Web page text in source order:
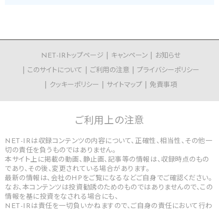
NET-IRトップページ キャンペーン
お知らせ
このサイトについて
ご利用の注意
プライバシーポリシー
クッキーポリシー
サイトマップ 免責事項
ご利用上の注意
NET-IRは収録コンテンツの内容について、正確性、相当性、その他一
切の責任を負うものではありません。
本サイト上に掲載の動画、静止画、記事等の情報は、収録時点のもの
であり、その後、変更されている場合があります。
最新の情報は、会社のHPをご覧になるなどご自身でご確認ください。
なお、本コンテンツは投資勧誘のためのものではありませんので、この
情報を基に投資をなされる場合にも、
NET-IRは責任を一切負いかねますので、ご自身の責任において行わ